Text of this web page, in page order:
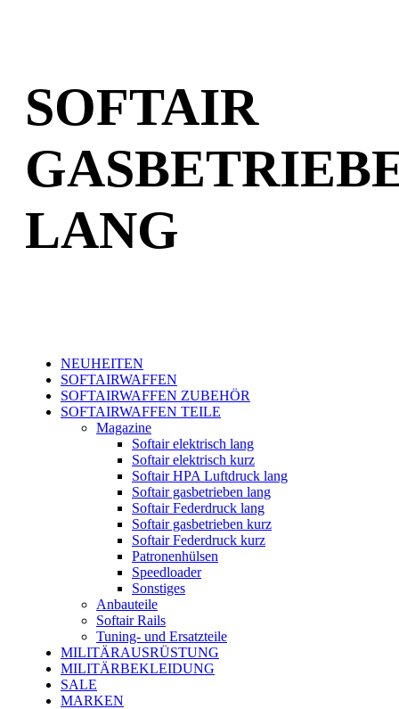
SOFTAIR
LANG
NEUHEITEN
SOFTAIRWAFFEN
SOFTAIRWAFFEN ZUBEHÖR
SOFTAIRWAFFEN TEILE
Magazine
Softair elektrisch lang
Softair elektrisch kurz
Softair HPA Luftdruck lang
Softair gasbetrieben lang
Softair Federdruck lang
Softair gasbetrieben kurz
Softair Federdruck kurz
Patronenhülsen
Speedloader
Sonstiges
Anbauteile
Softair Rails
Tuning- und Ersatzteile
MILITÄRAUSRÜSTUNG
MILITÄRBEKLEIDUNG
SALE
MARKEN